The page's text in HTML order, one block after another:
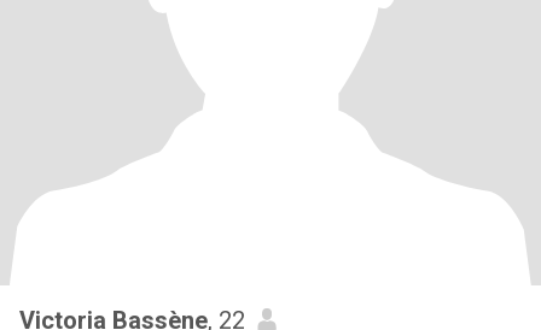
Victoria Bassène, 22